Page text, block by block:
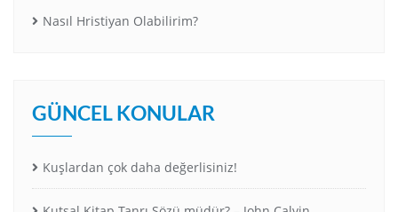
Nasıl Hristiyan Olabilirim?
GÜNCEL KONULAR
Kuşlardan çok daha değerlisiniz!